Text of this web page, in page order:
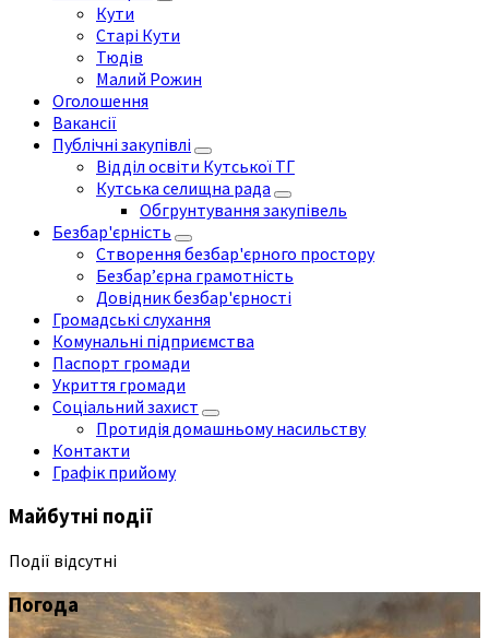
Кути
Старі Кути
Тюдів
Малий Рожин
Оголошення
Вакансії
Публічні закупівлі
Відділ освіти Кутської ТГ
Кутська селищна рада
Обгрунтування закупівель
Безбар'єрність
Створення безбар'єрного простору
Безбар’єрна грамотність
Довідник безбар'єрності
Громадські слухання
Комунальні підприємства
Паспорт громади
Укриття громади
Соціальний захист
Протидія домашньому насильству
Контакти
Графік прийому
Майбутні події
Події відсутні
Погода